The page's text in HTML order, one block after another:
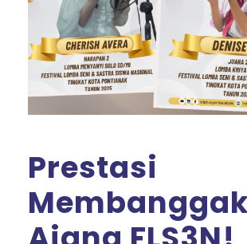
Prestasi